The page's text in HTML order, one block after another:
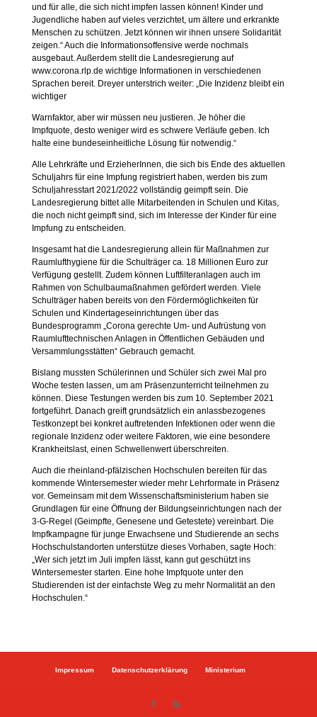
und für alle, die sich nicht impfen lassen können! Kinder und
Jugendliche haben auf vieles verzichtet, um ältere und erkrankte
Menschen zu schützen. Jetzt können wir ihnen unsere Solidarität
zeigen.“ Auch die Informationsoffensive werde nochmals
ausgebaut. Außerdem stellt die Landesregierung auf
www.corona.rlp.de wichtige Informationen in verschiedenen
Sprachen bereit. Dreyer unterstrich weiter: „Die Inzidenz bleibt ein
wichtiger
Warnfaktor, aber wir müssen neu justieren. Je höher die
Impfquote, desto weniger wird es schwere Verläufe geben. Ich
halte eine bundeseinheitliche Lösung für notwendig.“
Alle Lehrkräfte und ErzieherInnen, die sich bis Ende des aktuellen
Schuljahrs für eine Impfung registriert haben, werden bis zum
Schuljahresstart 2021/2022 vollständig geimpft sein. Die
Landesregierung bittet alle Mitarbeitenden in Schulen und Kitas,
die noch nicht geimpft sind, sich im Interesse der Kinder für eine
Impfung zu entscheiden.
Insgesamt hat die Landesregierung allein für Maßnahmen zur
Raumlufthygiene für die Schulträger ca. 18 Millionen Euro zur
Verfügung gestellt. Zudem können Luftfilteranlagen auch im
Rahmen von Schulbaumaßnahmen gefördert werden. Viele
Schulträger haben bereits von den Fördermöglichkeiten für
Schulen und Kindertageseinrichtungen über das
Bundesprogramm „Corona gerechte Um- und Aufrüstung von
Raumlufttechnischen Anlagen in Öffentlichen Gebäuden und
Versammlungsstätten“ Gebrauch gemacht.
Bislang mussten Schülerinnen und Schüler sich zwei Mal pro
Woche testen lassen, um am Präsenzunterricht teilnehmen zu
können. Diese Testungen werden bis zum 10. September 2021
fortgeführt. Danach greift grundsätzlich ein anlassbezogenes
Testkonzept bei konkret auftretenden Infektionen oder wenn die
regionale Inzidenz oder weitere Faktoren, wie eine besondere
Krankheitslast, einen Schwellenwert überschreiten.
Auch die rheinland-pfälzischen Hochschulen bereiten für das
kommende Wintersemester wieder mehr Lehrformate in Präsenz
vor. Gemeinsam mit dem Wissenschaftsministerium haben sie
Grundlagen für eine Öffnung der Bildungseinrichtungen nach der
3-G-Regel (Geimpfte, Genesene und Getestete) vereinbart. Die
Impfkampagne für junge Erwachsene und Studierende an sechs
Hochschulstandorten unterstütze dieses Vorhaben, sagte Hoch:
„Wer sich jetzt im Juli impfen lässt, kann gut geschützt ins
Wintersemester starten. Eine hohe Impfquote unter den
Studierenden ist der einfachste Weg zu mehr Normalität an den
Hochschulen.“
Impressum Datenschutzerklärung Ministerium